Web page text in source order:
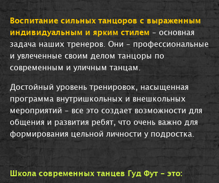
Воспитание сильных танцоров с выраженным
индивидуальным и ярким стилем - основная
задача наших тренеров. Они - профессиональные
и увлеченные своим делом танцоры по
современным и уличным танцам.
Достойный уровень тренировок, насыщенная
программа внутришкольных и внешкольных
мероприятий - все это создает возможности для
общения и развития ребят, что очень важно для
формирования цельной личности у подростка.
Школа современных танцев Гуд Фут - это: